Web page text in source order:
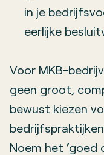
in je
eerlijke
Voor MKB-
geen groot,
bewust kiezen
Noem het ‘goed